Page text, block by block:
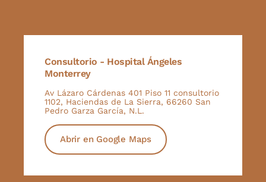
Consultorio - Hospital Ángeles
Monterrey
Av Lázaro Cárdenas 401 Piso 11 consultorio
1102, Haciendas de La Sierra, 66260 San
Pedro Garza García, N.L.
Abrir en Google Maps